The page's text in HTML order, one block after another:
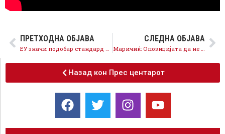
ПРЕТХОДНА ОБЈАВА СЛЕДНА ОБЈАВА
Назад кон Прес центарот